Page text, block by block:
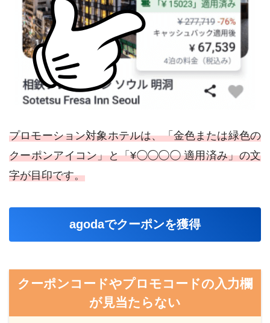
プロモーション対象ホテルは、「金色または緑色の
クーポンアイコン」と「¥◯◯◯◯ 適用済み」の文
字が目印です。
agodaでクーポンを獲得
クーポンコードやプロモコードの入力欄
が見当たらない